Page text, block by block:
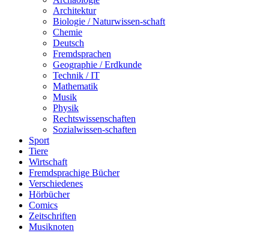
Architektur
Biologie / Naturwissen-schaft
Chemie
Deutsch
Fremdsprachen
Geographie / Erdkunde
Technik / IT
Mathematik
Musik
Physik
Rechtswissenschaften
Sozialwissen-schaften
Sport
Tiere
Wirtschaft
Fremdsprachige Bücher
Verschiedenes
Hörbücher
Comics
Zeitschriften
Musiknoten